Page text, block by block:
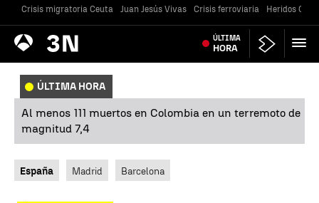
Crisis migratoria Ceuta Juan Jesús Vivas Crisis ferroviaria Heridos
Antena
3 Noticias ÚLTIMA
HORA
ÚLTIMA HORA
Al menos 111 muertos en Colombia en un terremoto de
magnitud 7,4
España Madrid Barcelona